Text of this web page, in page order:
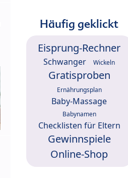
Häufig geklickt
Eisprung-Rechner
Schwanger Wickeln
Gratisproben
Ernährungsplan
Baby-Massage
Babynamen
Checklisten für Eltern
Gewinnspiele
Online-Shop